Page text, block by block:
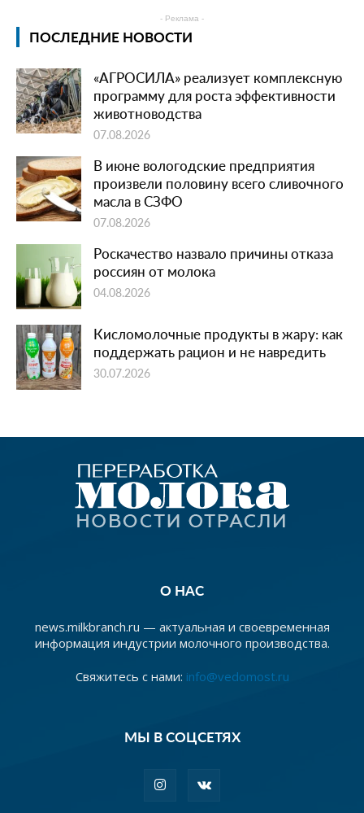
- Реклама -
ПОСЛЕДНИЕ НОВОСТИ
«АГРОСИЛА» реализует комплексную
программу для роста эффективности
животноводства
07.08.2026
В июне вологодские предприятия
произвели половину всего сливочного
масла в СЗФО
07.08.2026
Роскачество назвало причины отказа
россиян от молока
04.08.2026
Кисломолочные продукты в жару: как
поддержать рацион и не навредить
30.07.2026
О НАС
news.milkbranch.ru — актуальная и своевременная
информация индустрии молочного производства.
Свяжитесь с нами: info@vedomost.ru
МЫ В СОЦСЕТЯХ